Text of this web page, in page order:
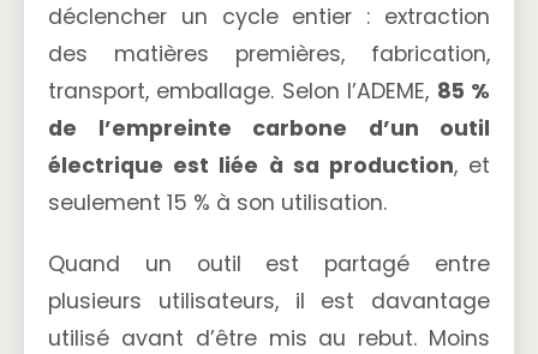
déclencher un cycle entier : extraction
des matières premières, fabrication,
transport, emballage. Selon l’ADEME, 85 %
de l’empreinte carbone d’un outil
électrique est liée à sa production, et
seulement 15 % à son utilisation.
Quand un outil est partagé entre
plusieurs utilisateurs, il est davantage
utilisé avant d’être mis au rebut. Moins